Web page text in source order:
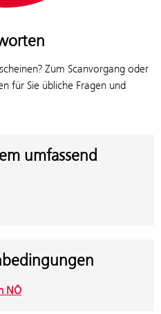
Zum Scanvorgang oder
für Sie übliche Fragen und
umfassend
NÖ